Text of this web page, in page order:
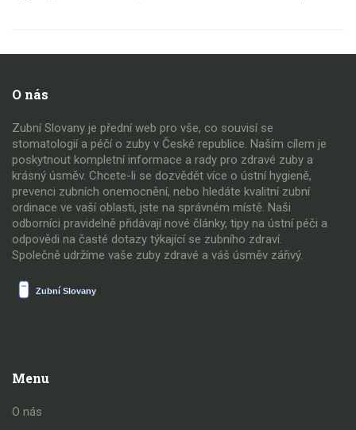
O nás
Zubní Slovany je přední web pro vše, co souvisí se
stomatologií a péčí o zuby v České republice. Naším cílem je
poskytnout kompletní informace a rady pro zdravé zuby a
krásný úsměv. Chcete-li se dozvědět více o ústní hygieně,
prevenci zubních onemocnění, nebo hledáte kvalitní zubní
ordinace ve vaší oblasti, jste na správném místě. Naši
odborníci pravidelně přidávají nové články, tipy na ústní péči a
odpovědi na časté dotazy týkající se zubního zdraví.
Společně udržíme vaše zuby zdravé a váš úsměv zářivý.
Menu
O nás